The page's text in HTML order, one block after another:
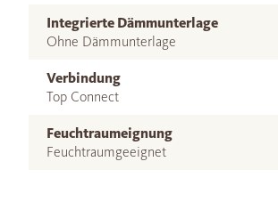
Integrierte Dämmunterlage
Ohne Dämmunterlage
Verbindung
Top Connect
Feuchtraumeignung
Feuchtraumgeeignet